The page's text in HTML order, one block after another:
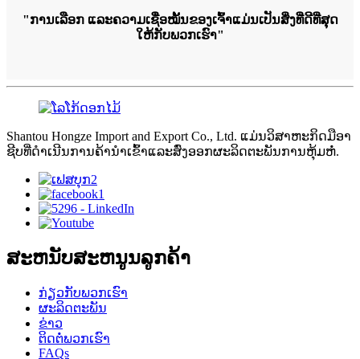
"ການເລືອກ ແລະຄວາມເຊື່ອໝັ້ນຂອງເຈົ້າແມ່ນເປັນສິ່ງທີ່ດີທີ່ສຸດ
ໃຫ້ກັບພວກເຮົາ"
Shantou Hongze Import and Export Co., Ltd. ແມ່ນວິສາຫະກິດມືອາ
ຊີບທີ່ດໍາເນີນການຄ້ານໍາເຂົ້າແລະສົ່ງອອກຜະລິດຕະພັນການຫຸ້ມຫໍ່.
ສະຫນັບສະຫນູນລູກຄ້າ
ກ່ຽວກັບພວກເຮົາ
ຜະລິດຕະພັນ
ຂ່າວ
ຕິດຕໍ່ພວກເຮົາ
FAQs